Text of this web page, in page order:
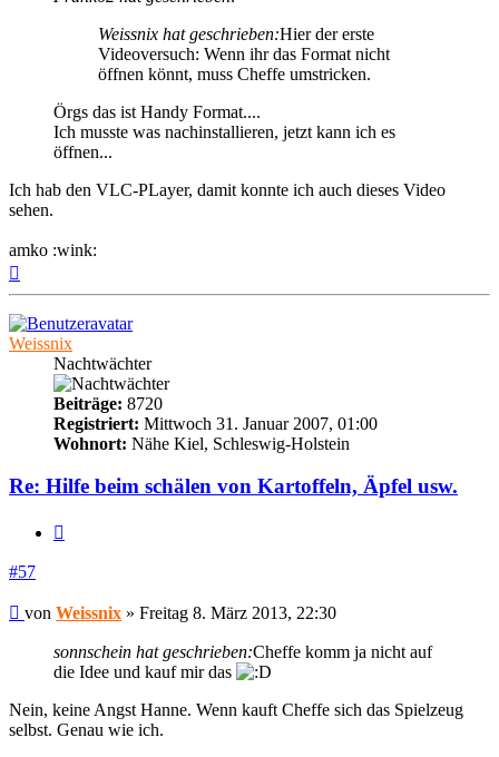
Weissnix hat geschrieben:Hier der erste
Videoversuch: Wenn ihr das Format nicht
öffnen könnt, muss Cheffe umstricken.
Örgs das ist Handy Format....
Ich musste was nachinstallieren, jetzt kann ich es
öffnen...
Ich hab den VLC-PLayer, damit konnte ich auch dieses Video
sehen.
amko :wink:
Weissnix
Nachtwächter
Beiträge: 8720
Registriert: Mittwoch 31. Januar 2007, 01:00
Wohnort: Nähe Kiel, Schleswig-Holstein
Re: Hilfe beim schälen von Kartoffeln, Äpfel usw.
#57
Beitrag
von Weissnix » Freitag 8. März 2013, 22:30
sonnschein hat geschrieben:Cheffe komm ja nicht auf
die Idee und kauf mir das
Nein, keine Angst Hanne. Wenn kauft Cheffe sich das Spielzeug
selbst. Genau wie ich.